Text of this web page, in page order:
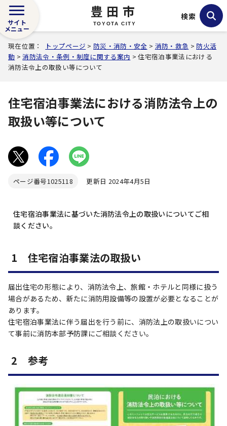
豊田市
TOYOTA CITY
サイト
メニュー
検索
現在位置： トップページ > 防災・消防・安全 > 消防・救急 > 防火活
動 >消防法令・条例・制度に関する案内 > 住宅宿泊事業法における
消防法令上の取扱い等について
住宅宿泊事業法における消防法令上の
取扱い等について
ページ番号1025118 更新日 2024年4月5日
住宅宿泊事業法に基づいた消防法令上の取扱いについてご相
談ください。
1 住宅宿泊事業法の取扱い
届出住宅の形態により、消防法令上、旅館・ホテルと同様に扱う
場合があるため、新たに消防用設備等の設置が必要となることが
あります。
住宅宿泊事業法に伴う届出を行う前に、消防法上の取扱いについ
て事前に消防本部予防課にご相談ください。
2 参考